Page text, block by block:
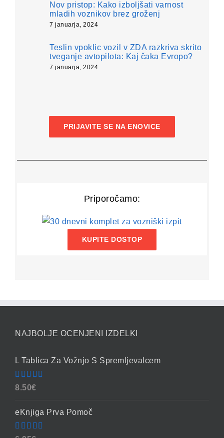
Nov pristop: Kako izboljšati varnost
mladih voznikov brez groženj
7 januarja, 2024
Teslin vpoklic vozil v ZDA razkriva skrito
tveganje avtopilota: Kaj čaka Evropo?
7 januarja, 2024
PRIJAVITE SE NA ENOVICE
Priporočamo:
KUPITE DOSTOP
NAJBOLJE OCENJENI IZDELKI
L Tablica Za Vožnjo S Spremljevalcem
Ocenjeno
8.50€
eKnjiga Prva Pomoč